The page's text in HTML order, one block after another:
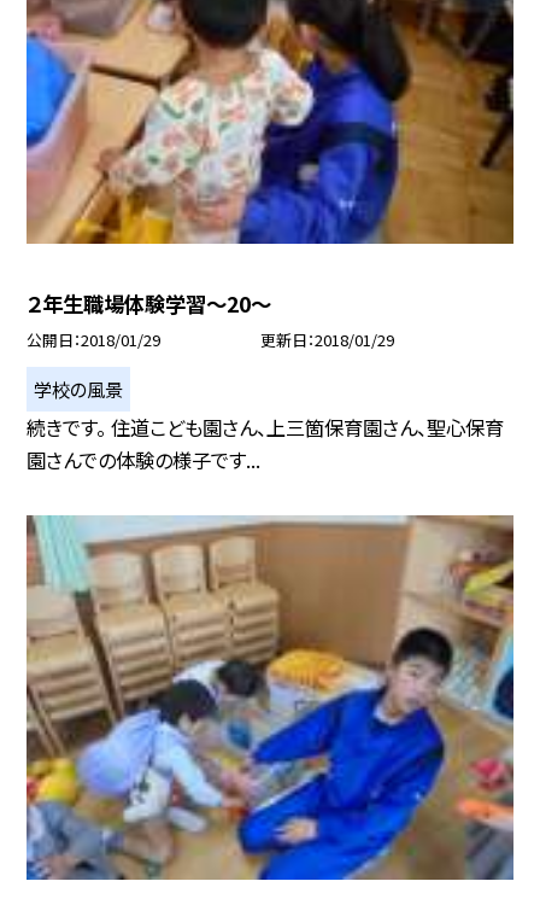
２年生職場体験学習〜20〜
公開日 2018/01/29 更新日 2018/01/29
学校の風景
続きです。 住道こども園さん、上三箇保育園さん、聖心保育
園さんでの体験の様子です...